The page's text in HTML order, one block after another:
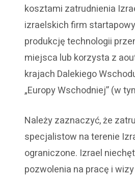
kosztami zatrudnienia
izraelskich firm
produkcję technologii
miejsca lub korzysta z
krajach Dalekiego
„Europy Wschodniej” (w
Należy zaznaczyć, że
specjalistow na terenie
ograniczone. Izrael
pozwolenia na pracę i